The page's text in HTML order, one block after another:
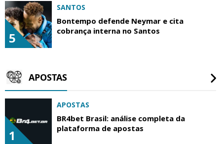
5
SANTOS
Bontempo defende Neymar e cita
cobrança interna no Santos
APOSTAS
1
APOSTAS
BR4bet Brasil: análise completa da
plataforma de apostas